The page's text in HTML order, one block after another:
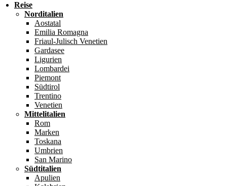
Reise
Norditalien
Aostatal
Emilia Romagna
Friaul-Julisch Venetien
Gardasee
Ligurien
Lombardei
Piemont
Südtirol
Trentino
Venetien
Mittelitalien
Rom
Marken
Toskana
Umbrien
San Marino
Südtitalien
Apulien